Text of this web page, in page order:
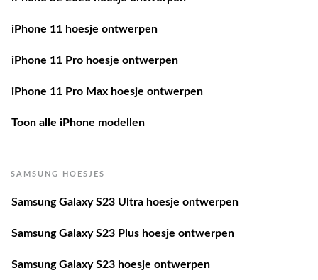
iPhone 11 hoesje ontwerpen
iPhone 11 Pro hoesje ontwerpen
iPhone 11 Pro Max hoesje ontwerpen
Toon alle iPhone modellen
SAMSUNG HOESJES
Samsung Galaxy S23 Ultra hoesje ontwerpen
Samsung Galaxy S23 Plus hoesje ontwerpen
Samsung Galaxy S23 hoesje ontwerpen